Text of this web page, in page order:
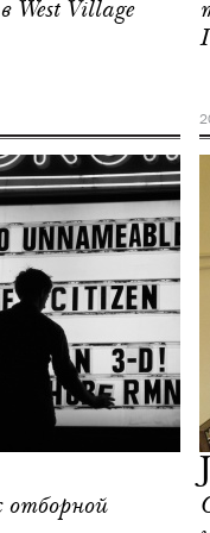
West Village
отборной